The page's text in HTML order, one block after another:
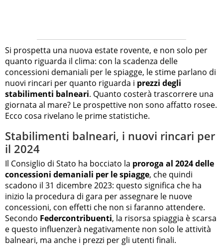
Si prospetta una nuova estate rovente, e non solo per
quanto riguarda il clima: con la scadenza delle
concessioni demaniali per le spiagge, le stime parlano di
nuovi rincari per quanto riguarda i prezzi degli
stabilimenti balneari. Quanto costerà trascorrere una
giornata al mare? Le prospettive non sono affatto rosee.
Ecco cosa rivelano le prime statistiche.
Stabilimenti balneari, i nuovi rincari per
il 2024
Il Consiglio di Stato ha bocciato la proroga al 2024 delle
concessioni demaniali per le spiagge, che quindi
scadono il 31 dicembre 2023: questo significa che ha
inizio la procedura di gara per assegnare le nuove
concessioni, con effetti che non si faranno attendere.
Secondo Federcontribuenti, la risorsa spiaggia è scarsa
e questo influenzerà negativamente non solo le attività
balneari, ma anche i prezzi per gli utenti finali.